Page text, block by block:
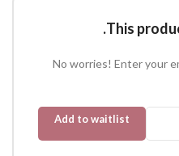
This
No worries! Enter your
Add to waitlist